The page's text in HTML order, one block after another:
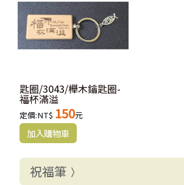
匙圈/3043/櫸木鑰匙圈-
福杯滿溢
定價:NT$ 150元
祝福筆